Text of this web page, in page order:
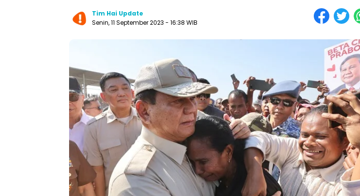
Tim Hai Update
Senin, 11 September 2023 - 16:38 WIB